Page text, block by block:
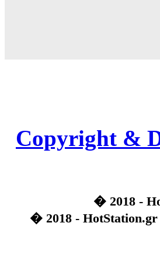
Copyright &
� 2018 -
� 2018 -